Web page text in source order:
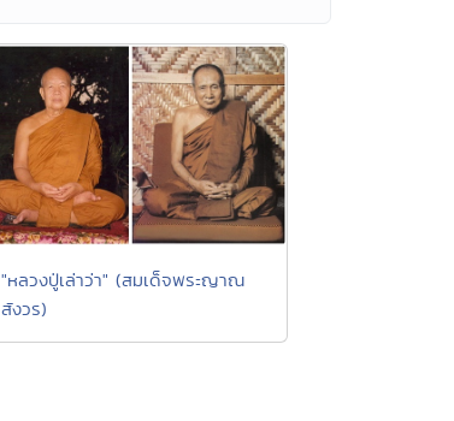
"หลวงปู่เล่าว่า" (สมเด็จพระญาณ
สังวร)